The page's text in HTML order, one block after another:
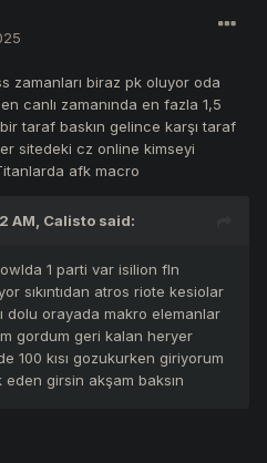
zamanları biraz pk oluyor oda
canlı zamanında en fazla 1,5
taraf baskın gelince karşı taraf
sitedeki cz online kimseyi
afk macro
AM, Calisto said:
1 parti var isilion fln
sıkıntıdan atros riote kesiolar
dolu orayada makro elemanlar
gordum geri kalan heryer
100 kısı gozukurken giriyorum
girsin akşam baksın